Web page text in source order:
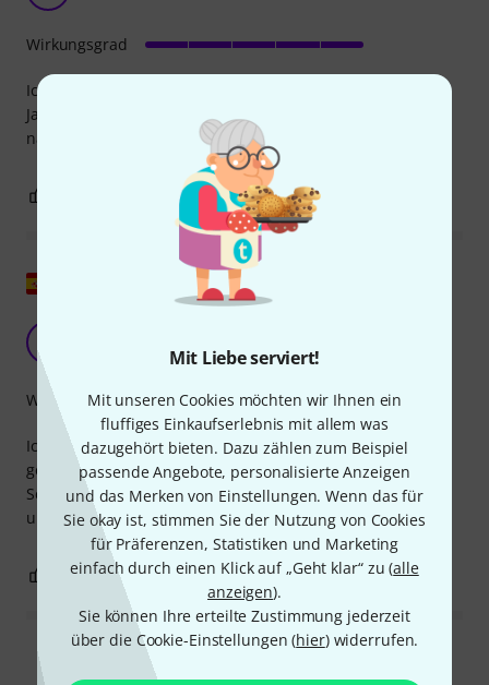
Mit Liebe serviert!
Mit unseren Cookies möchten wir Ihnen ein
fluffiges Einkaufserlebnis mit allem was
dazugehört bieten. Dazu zählen zum Beispiel
passende Angebote, personalisierte Anzeigen
und das Merken von Einstellungen. Wenn das für
Sie okay ist, stimmen Sie der Nutzung von Cookies
für Präferenzen, Statistiken und Marketing
einfach durch einen Klick auf „Geht klar“ zu (alle
anzeigen).
Sie können Ihre erteilte Zustimmung jederzeit
über die Cookie-Einstellungen (hier) widerrufen.
Ich kenne dieses Produkt sehr gut; ich benutze es seit
Jahren. Nach sechs Monaten lässt seine Wirkung jedoch
nach. Trotzdem kann ich es empfehlen.
Wirkungsgrad
BEWERTUNG MELDEN
Emiliotb 28.03.2026
Ich benutze es seit Jahren und es hat mich nie im Stich
gelassen. Ich habe andere ausprobiert, und OMix ist ein
Schmiermittel, das für jede Posaune geeignet ist,
unabhängig von Marke oder Modell.
Wirkungsgrad
0 BEWERTUNG MELDEN
Alle Bewertungen lesen